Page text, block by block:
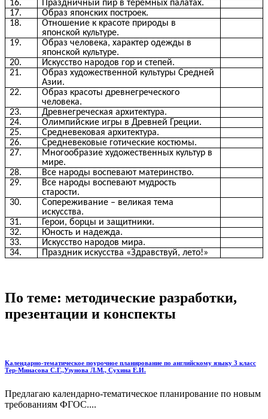
16.
Праздничный пир в теремных палатах.
17.
Образ японских построек.
18.
Отношение к красоте природы в
японской культуре.
19.
Образ человека, характер одежды в
японской культуре.
20.
Искусство народов гор и степей.
21.
Образ художественной культуры Средней
Азии.
22.
Образ красоты древнегреческого
человека.
23.
Древнегреческая архитектура.
24.
Олимпийские игры в Древней Греции.
25.
Средневековая архитектура.
26.
Средневековые готические костюмы.
27.
Многообразие художественных культур в
мире.
28.
Все народы воспевают материнство.
29.
Все народы воспевают мудрость
старости.
30.
Сопереживание – великая тема
искусства.
31.
Герои, борцы и защитники.
32.
Юность и надежда.
33.
Искусство народов мира.
34.
Праздник искусства «Здравствуй, лето!»
По теме: методические разработки,
презентации и конспекты
Календарно-тематическое поурочное планирование по английскому языку 3 класс
Тер-Минасова С.Г.,Узунова Л.М., Сухина Е.И.
Предлагаю календарно-тематическое планирование по новым
требованиям ФГОС....